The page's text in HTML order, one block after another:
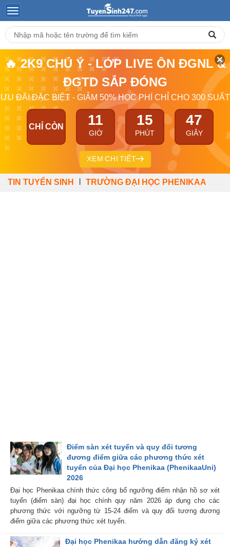
🔥 2K9 CHÚ Ý - LỚP LIVE ÔN ĐGNL &
ĐGTD SẮP ĐÓNG
ƯU ĐÃI ĐẶC BIỆT - GIẢM 50% HỌC PHÍ CHỈ CHO 300 SUẤT
CHỈ CÒN 11
GIỜ
15
PHÚT
46
GIÂY
XEM CHI TIẾT
TIN TUYỂN SINH TRƯỜNG ĐẠI HỌC PHENIKAA
Điểm sàn xét tuyển và quy đổi tương
đương điểm giữa các phương thức xét
tuyển của Đại học Phenikaa (PhenikaaUni)
2026
Đại học Phenikaa chính thức công bố ngưỡng điểm nhận hồ sơ xét
tuyển (điểm sàn) đại học chính quy năm 2026 áp dụng cho các
phương thức với ngưỡng từ 15-24 điểm và quy đổi tương đương
điểm giữa các phương thức xét tuyển.
Đại học Phenikaa hướng dẫn đăng ký xét